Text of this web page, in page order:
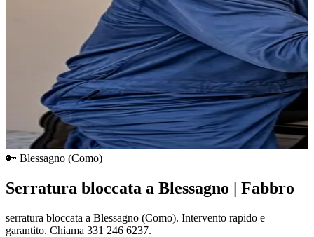
🔑 Blessagno (Como)
Serratura bloccata a Blessagno | Fabbro
serratura bloccata a Blessagno (Como). Intervento rapido e
garantito. Chiama 331 246 6237.